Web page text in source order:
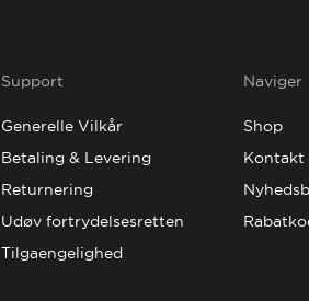
Support
Generelle Vilkår
Betaling & Levering
Returnering
Udøv fortrydelsesretten
Tilgaengelighed
Naviger
Shop
Kontakt